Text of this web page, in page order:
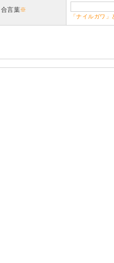
合言葉※
「ナイルガワ